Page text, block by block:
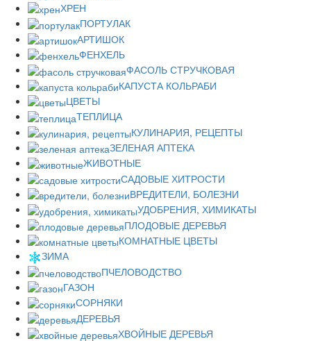
ХРЕН
ПОРТУЛАК
АРТИШОК
ФЕНХЕЛЬ
ФАСОЛЬ СТРУЧКОВАЯ
КАПУСТА КОЛЬРАБИ
ЦВЕТЫ
ТЕПЛИЦА
КУЛИНАРИЯ, РЕЦЕПТЫ
ЗЕЛЕНАЯ АПТЕКА
ЖИВОТНЫЕ
САДОВЫЕ ХИТРОСТИ
ВРЕДИТЕЛИ, БОЛЕЗНИ
УДОБРЕНИЯ, ХИМИКАТЫ
ПЛОДОВЫЕ ДЕРЕВЬЯ
КОМНАТНЫЕ ЦВЕТЫ
ЗИМА
ПЧЕЛОВОДСТВО
ГАЗОН
СОРНЯКИ
ДЕРЕВЬЯ
ХВОЙНЫЕ ДЕРЕВЬЯ